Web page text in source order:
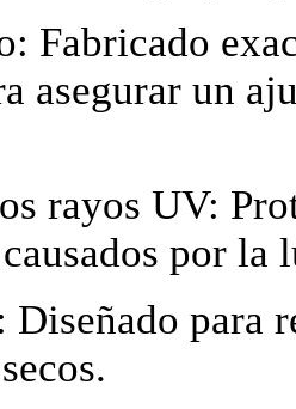
Fabricado
asegurar un
rayos UV:
por la
Diseñado para